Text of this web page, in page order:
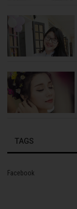
TAGS
Facebook